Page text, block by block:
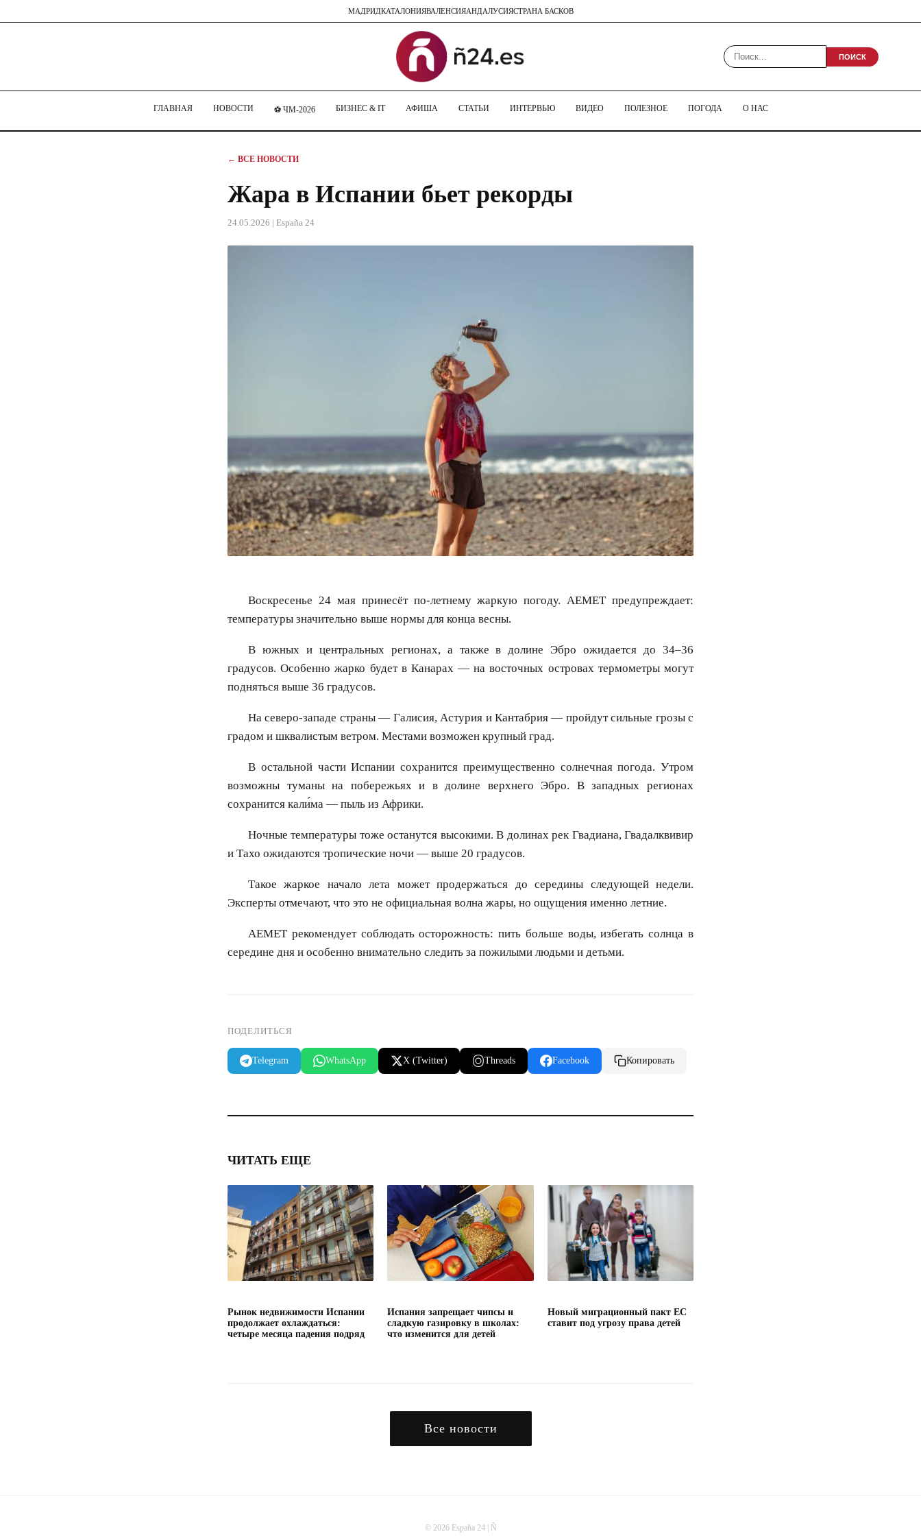
МАДРИДКАТАЛОНИЯВАЛЕНСИЯАНДАЛУСИЯСТРАНА БАСКОВ
ПОИСК
ГЛАВНАЯ НОВОСТИ ⚽ ЧМ-2026 БИЗНЕС & IT АФИША СТАТЬИ ИНТЕРВЬЮ ВИДЕО ПОЛЕЗНОЕ ПОГОДА О НАС
← ВСЕ НОВОСТИ
Жара в Испании бьет рекорды
24.05.2026 | España 24
Воскресенье 24 мая принесёт по-летнему жаркую погоду. AEMET предупреждает:
температуры значительно выше нормы для конца весны.
В южных и центральных регионах, а также в долине Эбро ожидается до 34–36
градусов. Особенно жарко будет в Канарах — на восточных островах термометры могут
подняться выше 36 градусов.
На северо-западе страны — Галисия, Астурия и Кантабрия — пройдут сильные грозы с
градом и шквалистым ветром. Местами возможен крупный град.
В остальной части Испании сохранится преимущественно солнечная погода. Утром
возможны туманы на побережьях и в долине верхнего Эбро. В западных регионах
сохранится кали́ма — пыль из Африки.
Ночные температуры тоже останутся высокими. В долинах рек Гвадиана, Гвадалквивир
и Тахо ожидаются тропические ночи — выше 20 градусов.
Такое жаркое начало лета может продержаться до середины следующей недели.
Эксперты отмечают, что это не официальная волна жары, но ощущения именно летние.
AEMET рекомендует соблюдать осторожность: пить больше воды, избегать солнца в
середине дня и особенно внимательно следить за пожилыми людьми и детьми.
ПОДЕЛИТЬСЯ
Telegram WhatsApp X (Twitter) Threads Facebook Копировать
ЧИТАТЬ ЕЩЕ
Рынок недвижимости Испании
продолжает охлаждаться:
четыре месяца падения подряд
Испания запрещает чипсы и
сладкую газировку в школах:
что изменится для детей
Новый миграционный пакт ЕС
ставит под угрозу права детей
Все новости
© 2026 España 24 | Ñ